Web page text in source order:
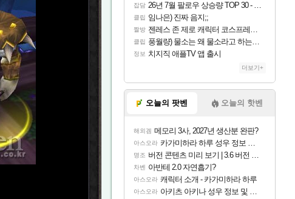
잡담 26년 7월 팔로우 상승량 TOP 30 - 월간 치지직
클립 임나은) 진짜 음지;;
짤방 젠레스 존 제로 캐릭터 코스프레한 꽁주
클립 풍월량) 물소는 왜 물소라고 하는거야? 아! 그만 ㅋㅋ 알았어 ㅋㅋ
정보 치지직 애플TV 앱 출시
더보기+
오늘의 팟벤 오늘의 핫벤
해외겜 메모리 3사, 2027년 생산분 완판?
아스오라 카가미하라 하루 성우 정보 및 주요 필모
명조 버전 콘텐츠 미리 보기 | 3.6 버전 「신기루 속 등불 그림자, 속세에 깃든 검의 결심」이 8월 20일에 업데이트됩니다!
차벤 아반테 2.0 자연흡기?
아스오라 캐릭터 소개 - 카가미하라 하루
아스오라 아키츠 아키나 성우 정보 및 주요 필모